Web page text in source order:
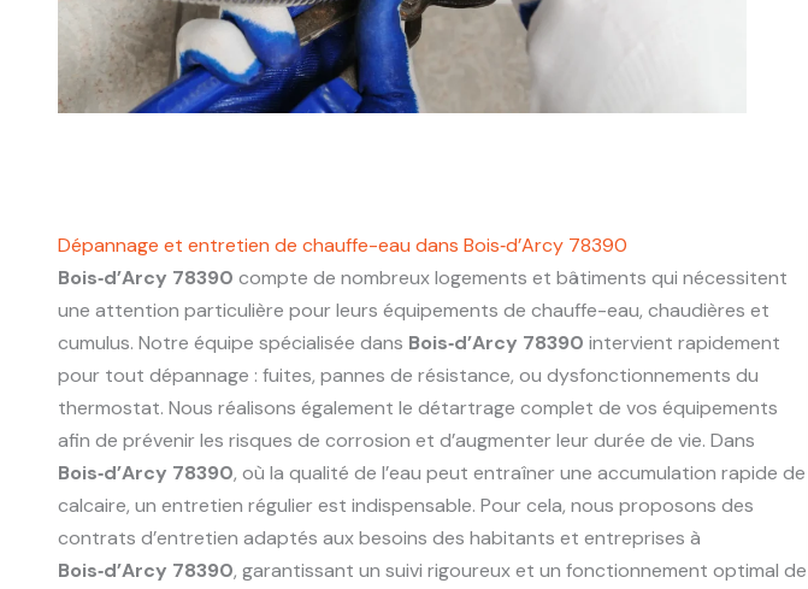
Dépannage et entretien de chauffe-eau dans Bois‑d’Arcy 78390
Bois‑d’Arcy 78390 compte de nombreux logements et bâtiments qui nécessitent
une attention particulière pour leurs équipements de chauffe-eau, chaudières et
cumulus. Notre équipe spécialisée dans Bois‑d’Arcy 78390 intervient rapidement
pour tout dépannage : fuites, pannes de résistance, ou dysfonctionnements du
thermostat. Nous réalisons également le détartrage complet de vos équipements
afin de prévenir les risques de corrosion et d’augmenter leur durée de vie. Dans
Bois‑d’Arcy 78390, où la qualité de l’eau peut entraîner une accumulation rapide de
calcaire, un entretien régulier est indispensable. Pour cela, nous proposons des
contrats d’entretien adaptés aux besoins des habitants et entreprises à
Bois‑d’Arcy 78390, garantissant un suivi rigoureux et un fonctionnement optimal de